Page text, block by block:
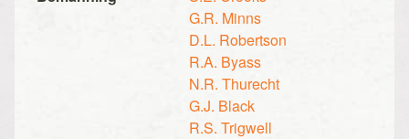
G.R. Minns
D.L. Robertson
R.A. Byass
N.R. Thurecht
G.J. Black
R.S. Trigwell